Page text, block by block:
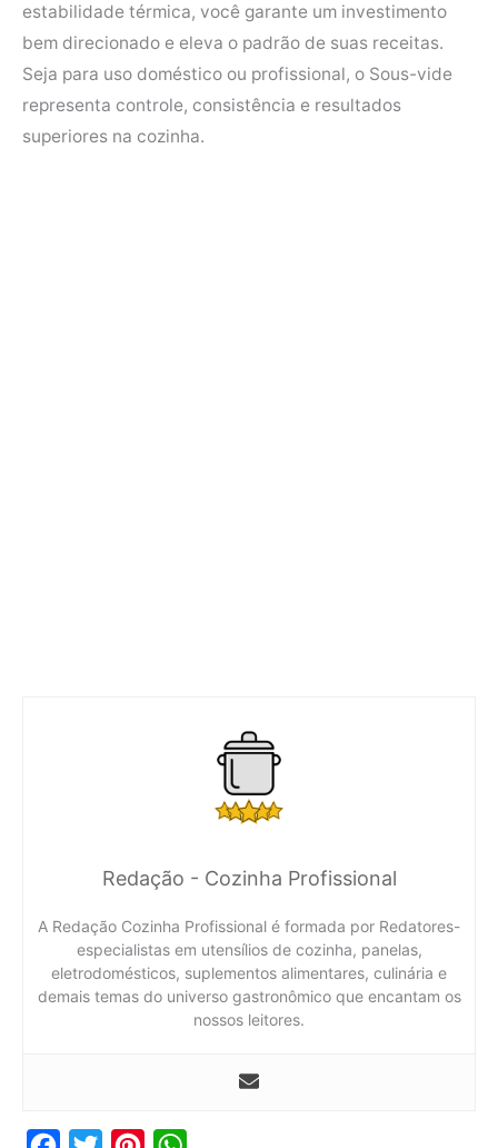
estabilidade térmica, você garante um investimento
bem direcionado e eleva o padrão de suas receitas.
Seja para uso doméstico ou profissional, o Sous-vide
representa controle, consistência e resultados
superiores na cozinha.
Redação - Cozinha Profissional
A Redação Cozinha Profissional é formada por Redatores-
especialistas em utensílios de cozinha, panelas,
eletrodomésticos, suplementos alimentares, culinária e
demais temas do universo gastronômico que encantam os
nossos leitores.